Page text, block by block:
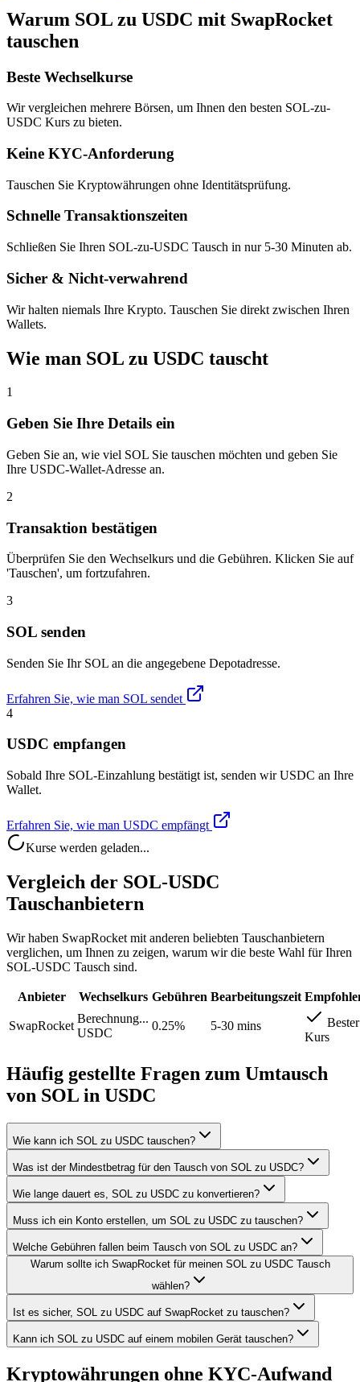
Warum SOL zu USDC mit SwapRocket
tauschen
Beste Wechselkurse
Wir vergleichen mehrere Börsen, um Ihnen den besten SOL-zu-
USDC Kurs zu bieten.
Keine KYC-Anforderung
Tauschen Sie Kryptowährungen ohne Identitätsprüfung.
Schnelle Transaktionszeiten
Schließen Sie Ihren SOL-zu-USDC Tausch in nur 5-30 Minuten ab.
Sicher & Nicht-verwahrend
Wir halten niemals Ihre Krypto. Tauschen Sie direkt zwischen Ihren
Wallets.
Wie man SOL zu USDC tauscht
1
Geben Sie Ihre Details ein
Geben Sie an, wie viel SOL Sie tauschen möchten und geben Sie
Ihre USDC-Wallet-Adresse an.
2
Transaktion bestätigen
Überprüfen Sie den Wechselkurs und die Gebühren. Klicken Sie auf
'Tauschen', um fortzufahren.
3
SOL senden
Senden Sie Ihr SOL an die angegebene Depotadresse.
Erfahren Sie, wie man SOL sendet
4
USDC empfangen
Sobald Ihre SOL-Einzahlung bestätigt ist, senden wir USDC an Ihre
Wallet.
Erfahren Sie, wie man USDC empfängt
Kurse werden geladen...
Vergleich der SOL-USDC
Tauschanbietern
Wir haben SwapRocket mit anderen beliebten Tauschanbietern
verglichen, um Ihnen zu zeigen, warum wir die beste Wahl für Ihren
SOL-USDC Tausch sind.
Anbieter Wechselkurs Gebühren Bearbeitungszeit
SwapRocket
Berechnung...
USDC
0.25% 5-30 mins
Bester
Kurs
Häufig gestellte Fragen zum Umtausch
von SOL in USDC
Wie kann ich SOL zu USDC tauschen?
Was ist der Mindestbetrag für den Tausch von SOL zu USDC?
Wie lange dauert es, SOL zu USDC zu konvertieren?
Muss ich ein Konto erstellen, um SOL zu USDC zu tauschen?
Welche Gebühren fallen beim Tausch von SOL zu USDC an?
Warum sollte ich SwapRocket für meinen SOL zu USDC Tausch
wählen?
Ist es sicher, SOL zu USDC auf SwapRocket zu tauschen?
Kann ich SOL zu USDC auf einem mobilen Gerät tauschen?
Kryptowährungen ohne KYC-Aufwand